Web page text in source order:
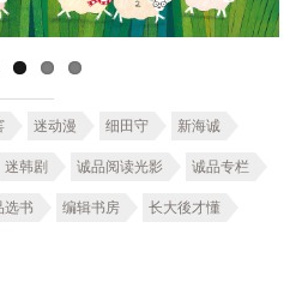
迷动漫 细田守 新海诚
迷韩剧 诚品阅读光影 诚品专栏
选书 编辑书房 长大後才懂